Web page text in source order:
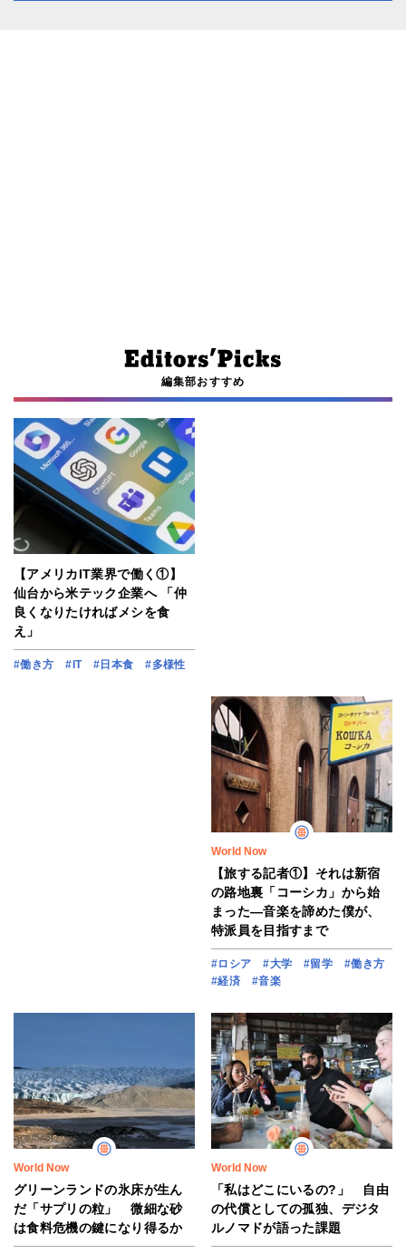
編集部おすすめ
【アメリカIT業界で働く①】
仙台から米テック企業へ 「仲
良くなりたければメシを食
え」
#働き方 #IT #日本食 #多様性
World Now
【旅する記者①】それは新宿
の路地裏「コーシカ」から始
まった―音楽を諦めた僕が、
特派員を目指すまで
#ロシア #大学 #留学
#働き方
#経済
#音楽
World Now
グリーンランドの氷床が生ん
だ「サプリの粒」 微細な砂
は食料危機の鍵になり得るか
World Now
「私はどこにいるの?」 自由
の代償としての孤独、デジタ
ルノマドが語った課題